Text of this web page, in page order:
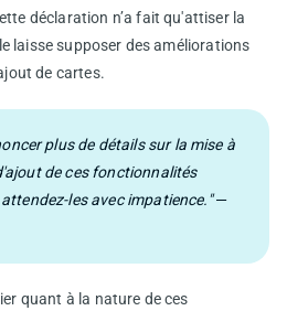
déclaration n’a fait qu'attiser la
laisse supposer des améliorations
de cartes.
plus de détails sur la mise à
de ces fonctionnalités
les avec impatience."—
quant à la nature de ces